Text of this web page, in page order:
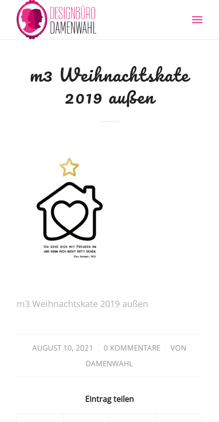
m3 Weihnachtskate
2019 außen
m3 Weihnachtskate 2019 außen
AUGUST 10, 2021
/ 0 KOMMENTARE
/
VON
DAMENWAHL
Eintrag teilen